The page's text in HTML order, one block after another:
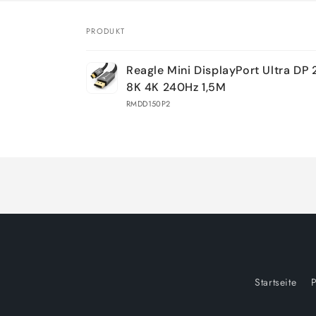
Dein
Warenkorb
PRODUKT
Reagle Mini DisplayPort Ultra DP
8K 4K 240Hz 1,5M
RMDD150P2
Startseite